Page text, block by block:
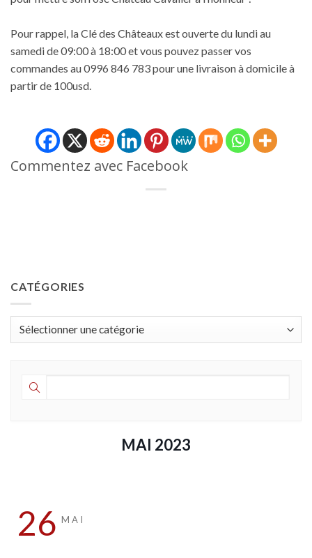
Pour rappel, la Clé des Châteaux est ouverte du lundi au
samedi de 09:00 à 18:00 et vous pouvez passer vos
commandes au 0996 846 783 pour une livraison à domicile à
partir de 100usd.
Commentez avec Facebook
CATÉGORIES
Catégories
MAI 2023
26 MAI